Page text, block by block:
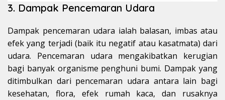
3. Dampak Pencemaran Udara
Dampak pencemaran udara ialah balasan, imbas atau
efek yang terjadi (baik itu negatif atau kasatmata) dari
udara. Pencemaran udara mengakibatkan kerugian
bagi banyak organisme penghuni bumi. Dampak yang
ditimbulkan dari pencemaran udara antara lain bagi
kesehatan, flora, efek rumah kaca, dan rusaknya